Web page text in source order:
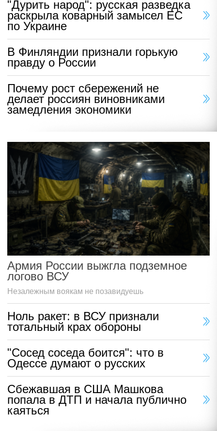
"Дурить народ": русская разведка
раскрыла коварный замысел ЕС
по Украине
В Финляндии признали горькую
правду о России
Почему рост сбережений не
делает россиян виновниками
замедления экономики
Армия России выжгла подземное
логово ВСУ
Незалежным воякам не позавидуешь
Ноль ракет: в ВСУ признали
тотальный крах обороны
"Сосед соседа боится": что в
Одессе думают о русских
Сбежавшая в США Машкова
попала в ДТП и начала публично
каяться